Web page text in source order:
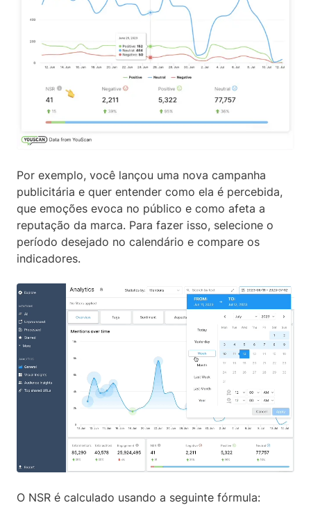
Por exemplo, você lançou uma nova campanha
publicitária e quer entender como ela é percebida,
que emoções evoca no público e como afeta a
reputação da marca. Para fazer isso, selecione o
período desejado no calendário e compare os
indicadores.
O NSR é calculado usando a seguinte fórmula: